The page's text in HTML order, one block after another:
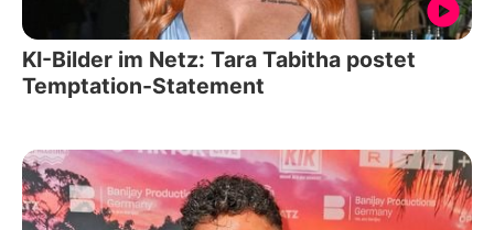
KI-Bilder im Netz: Tara Tabitha postet
Temptation-Statement